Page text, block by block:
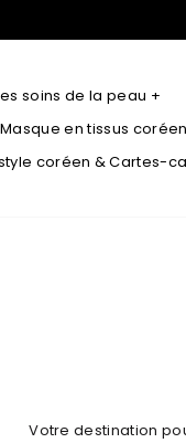
soins de la peau +
Masque en tissus
coréen & Cartes-
Votre destination